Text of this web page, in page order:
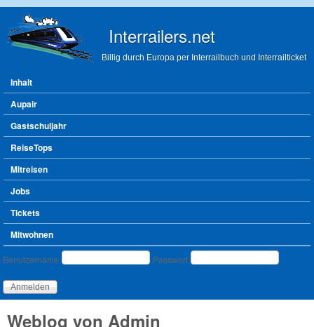
Interrailers.net
Billig durch Europa per Interrailbuch und Interrailticket
Hauptmenü
Inhalt
Aupair
Gastschuljahr
ReiseTops
Mitreisen
Jobs
Tickets
Mitwohnen
Benutzeranmeldung
Benutzername Passwort
Weblog von Admin